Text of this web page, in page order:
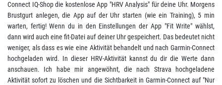
Connect IQ-Shop die kostenlose App "HRV Analysis" für deine Uhr. Morgens
Brustgurt anlegen, die App auf der Uhr starten (wie ein Training), 5 min
warten, fertig! Wenn du in den Einstellungen der App "Fit Write" wählst,
dann wird auch eine fit-Datei auf deiner Uhr gespeichert. Das bedeutet nicht
weniger, als dass es wie eine Aktivität behandelt und nach Garmin-Connect
hochgeladen wird. In dieser HRV-Aktivität kannst du dir die Werte dann
anschauen. Ich habe mir angewöhnt, die nach Strava hochgeladene
Aktivität sofort zu löschen und die Sichtbarkeit in Garmin-Connect auf "Nur